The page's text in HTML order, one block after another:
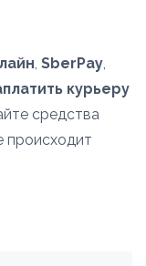
, SberPay,
курьеру
средства
происходит